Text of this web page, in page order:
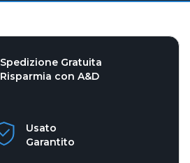
Spedizione Gratuita
Risparmia con A&D
Usato
Garantito